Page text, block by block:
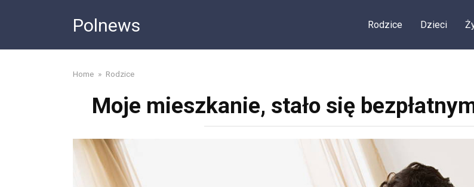
Polnews Rodzice Dzieci
Home » Rodzice
Moje mieszkanie, stało się